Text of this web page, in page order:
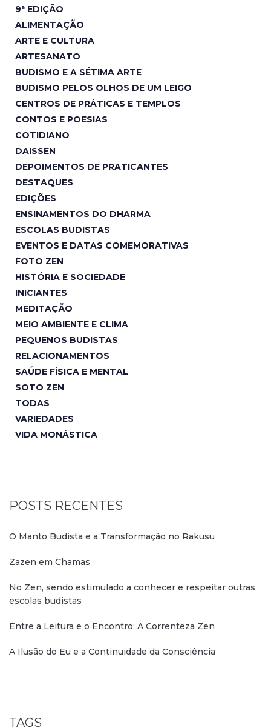
9ª EDIÇÃO
ALIMENTAÇÃO
ARTE E CULTURA
ARTESANATO
BUDISMO E A SÉTIMA ARTE
BUDISMO PELOS OLHOS DE UM LEIGO
CENTROS DE PRÁTICAS E TEMPLOS
CONTOS E POESIAS
COTIDIANO
DAISSEN
DEPOIMENTOS DE PRATICANTES
DESTAQUES
EDIÇÕES
ENSINAMENTOS DO DHARMA
ESCOLAS BUDISTAS
EVENTOS E DATAS COMEMORATIVAS
FOTO ZEN
HISTÓRIA E SOCIEDADE
INICIANTES
MEDITAÇÃO
MEIO AMBIENTE E CLIMA
PEQUENOS BUDISTAS
RELACIONAMENTOS
SAÚDE FÍSICA E MENTAL
SOTO ZEN
TODAS
VARIEDADES
VIDA MONÁSTICA
POSTS RECENTES
O Manto Budista e a Transformação no Rakusu
Zazen em Chamas
No Zen, sendo estimulado a conhecer e respeitar outras
escolas budistas
Entre a Leitura e o Encontro: A Correnteza Zen
A Ilusão do Eu e a Continuidade da Consciência
TAGS